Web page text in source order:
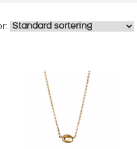
Smykker
7.800,00